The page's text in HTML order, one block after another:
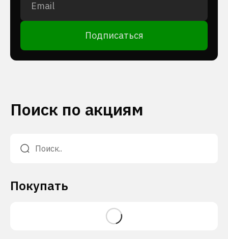
Подписаться
Поиск по акциям
Покупать